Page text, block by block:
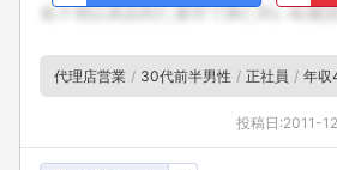
代理店営業 30代前半男性 正社員 年収
投稿日:2011-